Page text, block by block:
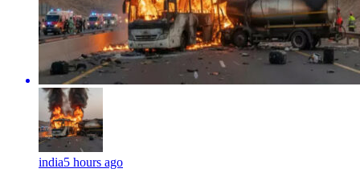
india5 hours ago